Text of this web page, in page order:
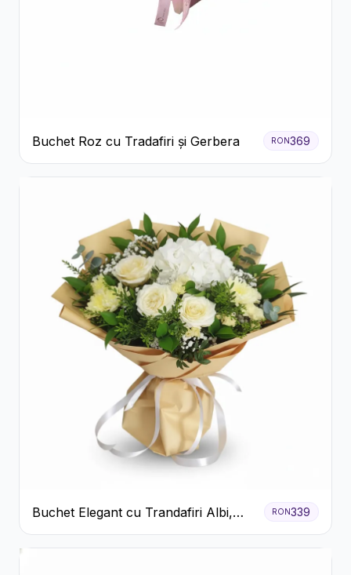
Buchet Roz cu Tradafiri și Gerbera RON369
Buchet Elegant cu Trandafiri Albi,
Hortensie și Crizanteme Crem
RON339